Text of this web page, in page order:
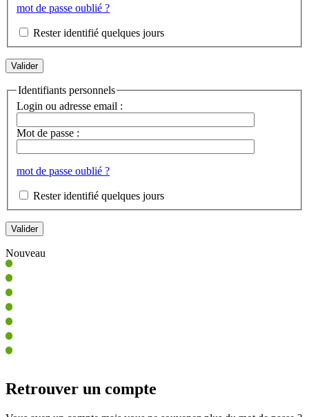
mot de passe oublié ?
Rester identifié quelques jours
Identifiants personnels
Login ou adresse email :
Mot de passe :
mot de passe oublié ?
Rester identifié quelques jours
Nouveau
Retrouver un compte